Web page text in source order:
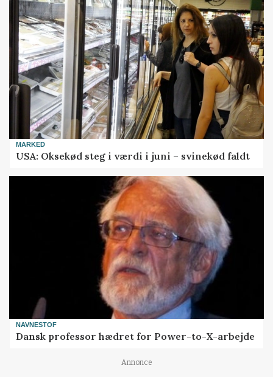
MARKED
USA: Oksekød steg i værdi i juni – svinekød faldt
NAVNESTOF
Dansk professor hædret for Power-to-X-arbejde
Annonce